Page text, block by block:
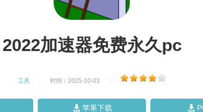
2022加速器免费永久pc
工具 时间：2025-10-03
苹果下载